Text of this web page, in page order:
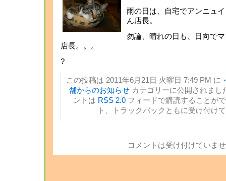
雨の日は、自宅でアンニュ
ん店長。
勿論、晴れの日も、日向で
店長。。。
?
この投稿は 2011年6月21日 火曜日 7:49 PM に
舗からのお知らせカテゴリーに公開されまし
ントは RSS 2.0フィードで購読することが
ト、トラックバックともに受け付け
コメントは受け付けていま